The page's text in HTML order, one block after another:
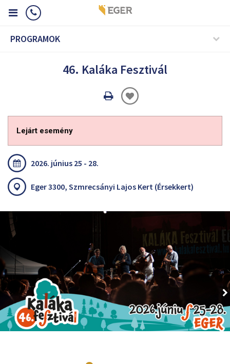
PROGRAMOK
46. Kaláka Fesztivál
Oldal
Lejárt esemény
2026. június 25 - 28.
Eger 3300, Szmrecsányi Lajos Kert (Érsekkert)